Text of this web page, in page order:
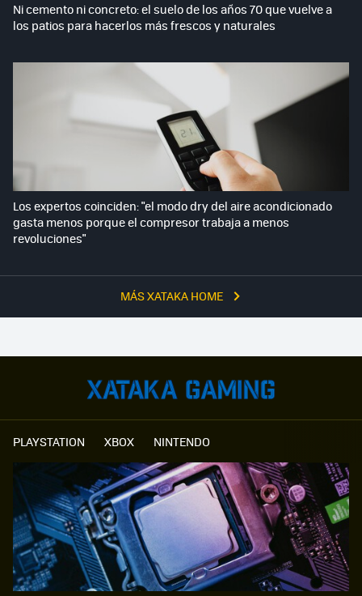
MÁS XATAKA HOME
Ni cemento ni concreto: el suelo de los años 70 que vuelve a
los patios para hacerlos más frescos y naturales
Los expertos coinciden: "el modo dry del aire acondicionado
gasta menos porque el compresor trabaja a menos
revoluciones"
PLAYSTATION XBOX NINTENDO